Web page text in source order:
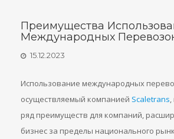
Преимущества
Международных
15.12.2023
Использование международных
осуществляемый компанией Scaletrans
ряд преимуществ для компаний,
бизнес за пределы национального